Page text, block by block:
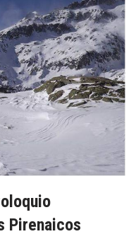
Pirenaicos